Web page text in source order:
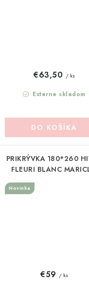
Externe skladom
€63,50 / ks
DO KOŠÍKA
PRIKRÝVKA 180*260
FLEURI BLANC
Novinka
€59 / ks